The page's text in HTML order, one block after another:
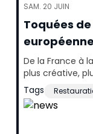
SAM. 20 JUIN
Toquées
européenne
De la France à
plus créative,
Tags